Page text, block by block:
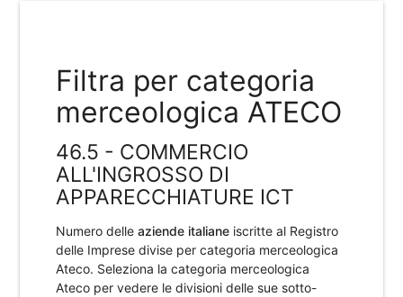
Filtra per categoria
merceologica ATECO
46.5 - COMMERCIO
ALL'INGROSSO DI
APPARECCHIATURE ICT
Numero delleaziende italiane iscritte al Registro
delle Imprese divise per categoria merceologica
Ateco. Seleziona la categoria merceologica
Ateco per vedere le divisioni delle sue sotto-